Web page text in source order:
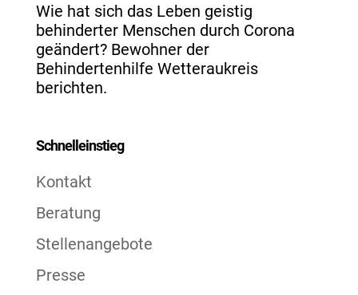
Wie hat sich das Leben geistig
behinderter Menschen durch Corona
geändert? Bewohner der
Behindertenhilfe Wetteraukreis
berichten.
Schnelleinstieg
Kontakt
Beratung
Stellenangebote
Presse